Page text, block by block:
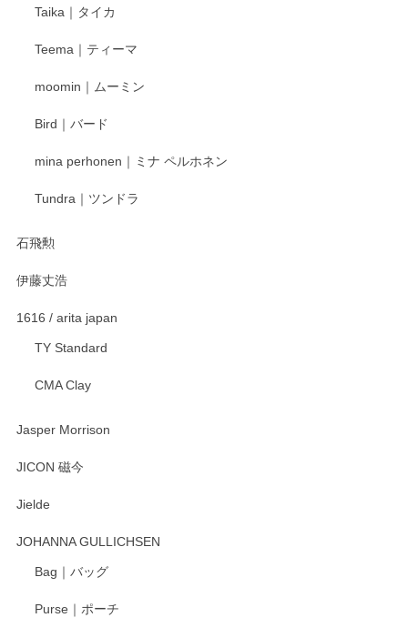
Taika｜タイカ
Teema｜ティーマ
moomin｜ムーミン
Bird｜バード
mina perhonen｜ミナ ペルホネン
Tundra｜ツンドラ
石飛勲
伊藤丈浩
1616 / arita japan
TY Standard
CMA Clay
Jasper Morrison
JICON 磁今
Jielde
JOHANNA GULLICHSEN
Bag｜バッグ
Purse｜ポーチ